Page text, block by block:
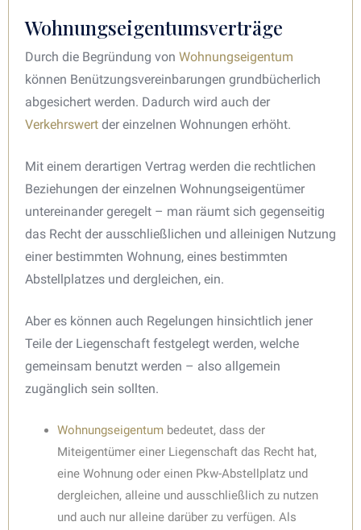
Wohnungseigentumsverträge
Durch die Begründung von Wohnungseigentum
können Benützungsvereinbarungen grundbücherlich
abgesichert werden. Dadurch wird auch der
Verkehrswert der einzelnen Wohnungen erhöht.
Mit einem derartigen Vertrag werden die rechtlichen
Beziehungen der einzelnen Wohnungseigentümer
untereinander geregelt – man räumt sich gegenseitig
das Recht der ausschließlichen und alleinigen Nutzung
einer bestimmten Wohnung, eines bestimmten
Abstellplatzes und dergleichen, ein.
Aber es können auch Regelungen hinsichtlich jener
Teile der Liegenschaft festgelegt werden, welche
gemeinsam benutzt werden – also allgemein
zugänglich sein sollten.
Wohnungseigentum bedeutet, dass der
Miteigentümer einer Liegenschaft das Recht hat,
eine Wohnung oder einen Pkw-Abstellplatz und
dergleichen, alleine und ausschließlich zu nutzen
und auch nur alleine darüber zu verfügen. Als